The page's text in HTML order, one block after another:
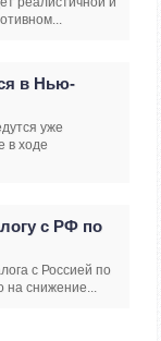
в Нью-
уже
в ходе
с РФ по
с Россией по
на снижение...